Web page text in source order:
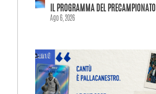
IL PROGRAMMA DEL PRECAMPIONATO
Ago 6, 2026